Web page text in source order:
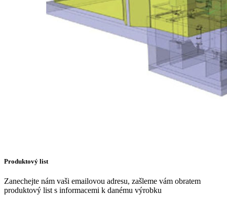
Produktový list
Zanechejte nám vaši emailovou adresu, zašleme vám obratem
produktový list s informacemi k danému výrobku